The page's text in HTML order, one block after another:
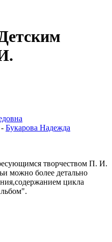
Букарова Надежда
творчеством П. И.
можно более детально
цикла